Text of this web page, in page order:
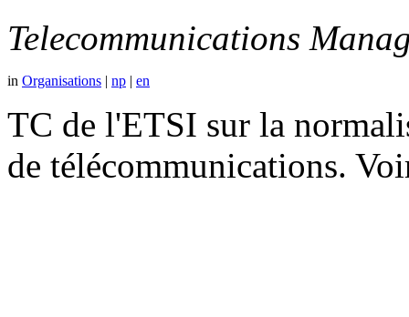
Telecommunications
in Organisations | np | en
TC de l'ETSI sur la
de télécommunications.